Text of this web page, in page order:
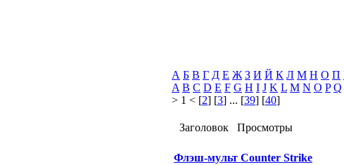
А Б В Г Д Е Ж З И Й К Л М Н О П
A B C D E F G H I J K L M N O P Q
> 1 < [2] [3] ... [39] [40]
Заголовок Просмотры
Флэш-мульт Counter Strike